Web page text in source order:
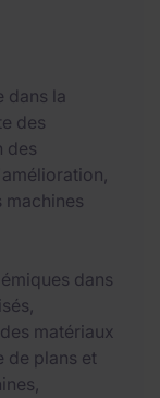
dans la
des
des
dans
matériaux
de plans et